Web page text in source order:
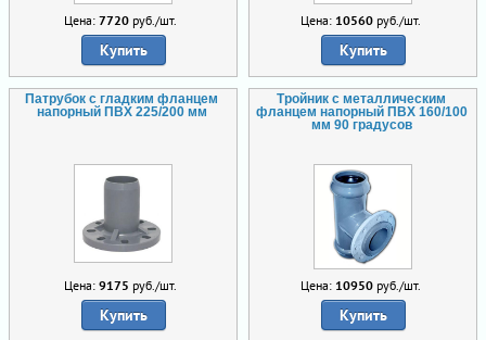
Цена: 7720 руб./шт.
Купить
Цена: 10560руб./шт.
Купить
Патрубок с гладким фланцем
напорный ПВХ 225/200 мм
Цена: 9175 руб./шт.
Купить
Тройник с металлическим
фланцем напорный ПВХ 160/100
мм 90 градусов
Цена: 10950руб./шт.
Купить